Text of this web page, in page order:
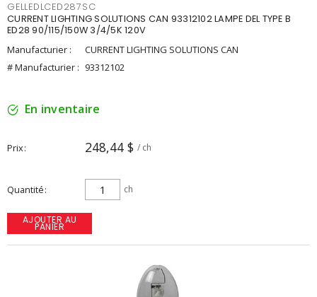
GELLEDLCED287SC
CURRENT LIGHTING SOLUTIONS CAN 93312102 LAMPE DEL TYPE B
ED28 90/115/150W 3/4/5K 120V
Manufacturier :
CURRENT LIGHTING SOLUTIONS CAN
# Manufacturier : 93312102
En inventaire
Prix 248,44 $ / ch
Quantité ch
AJOUTER AU
PANIER